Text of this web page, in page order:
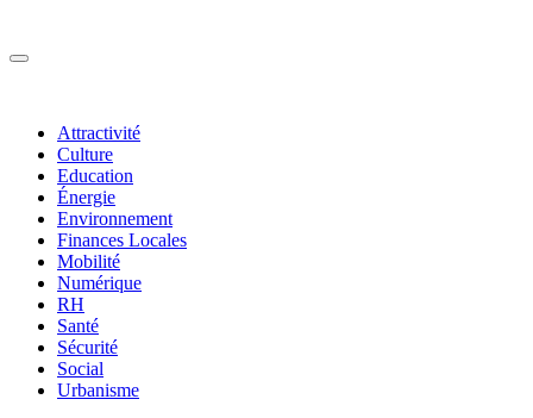
Attractivité
Culture
Education
Énergie
Environnement
Finances Locales
Mobilité
Numérique
RH
Santé
Sécurité
Social
Urbanisme